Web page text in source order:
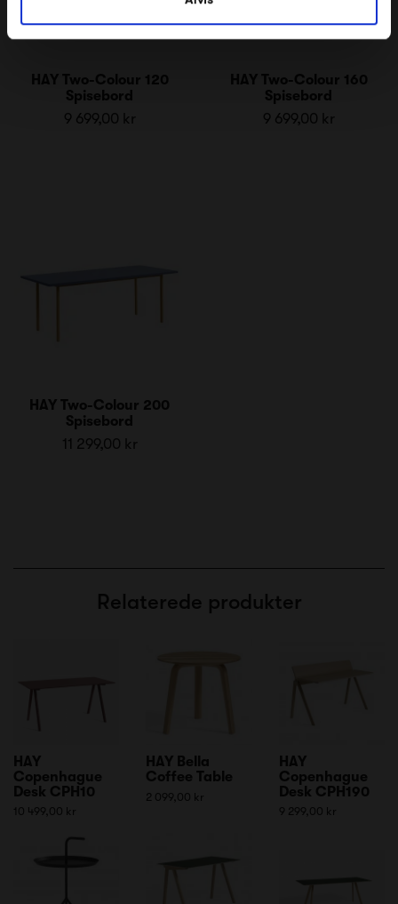
HAY Two-Colour 120
Spisebord
9 699,00 kr
HAY Two-Colour 160
Spisebord
9 699,00 kr
HAY Two-Colour 200
Spisebord
11 299,00 kr
Relaterede produkter
HAY
Copenhague
Desk CPH10
10 499,00 kr
HAY Bella
Coffee Table
2 099,00 kr
HAY
Copenhague
Desk CPH190
9 299,00 kr